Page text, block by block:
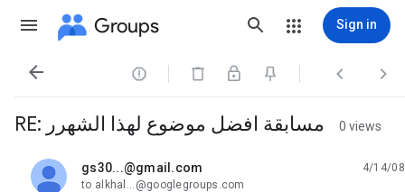
Groups Sign in
   
RE: مسابقة افضل موضوع لهذا الشهرر 0 views
gs30...@gmail.com
unread,
4/14/08
to alkhal...@googlegroups.com